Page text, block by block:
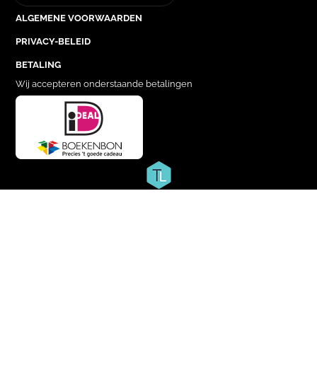
ALGEMENE VOORWAARDEN
PRIVACY-BELEID
BETALING
Wij accepteren onderstaande betalingen